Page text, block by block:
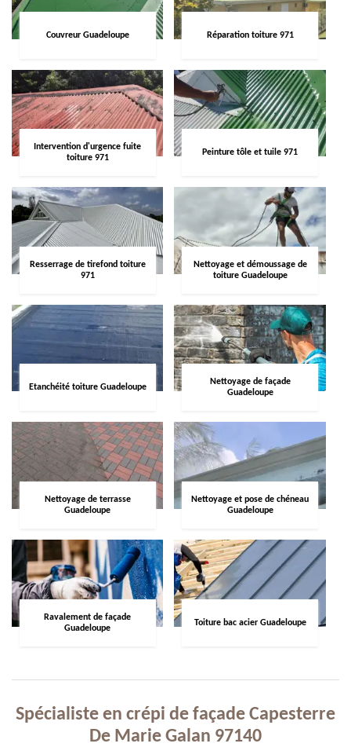
Couvreur Guadeloupe Réparation toiture 971
Intervention d'urgence fuite
toiture 971
Peinture tôle et tuile 971
Resserrage de tirefond toiture
971
Nettoyage et démoussage de
toiture Guadeloupe
Etanchéité toiture Guadeloupe
Nettoyage de façade
Guadeloupe
Nettoyage de terrasse
Guadeloupe
Nettoyage et pose de chéneau
Guadeloupe
Ravalement de façade
Guadeloupe
Toiture bac acier Guadeloupe
Spécialiste en crépi de façade Capesterre
De Marie Galan 97140